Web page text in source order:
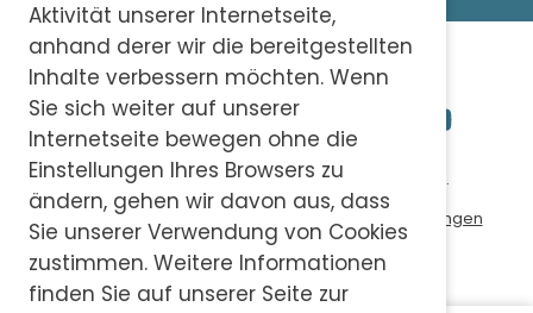
© 2026 abc-knowledge S.L. All Rights Reserved.
Datenschutzerklärung
Cookies Nutzungsbedingungen
Aktivität unserer Internetseite,
anhand derer wir die bereitgestellten
Inhalte verbessern möchten. Wenn
Sie sich weiter auf unserer
Internetseite bewegen ohne die
Einstellungen Ihres Browsers zu
ändern, gehen wir davon aus, dass
Sie unserer Verwendung von Cookies
zustimmen. Weitere Informationen
finden Sie auf unserer Seite zur